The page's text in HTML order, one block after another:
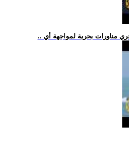
مناورات بحرية لمواجهة أي